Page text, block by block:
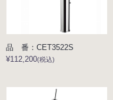
品 番：CET3522S
¥112,200(税込)